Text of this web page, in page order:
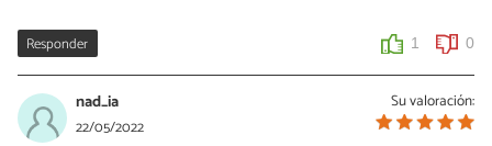
Responder 1 0
Su valoración:
nad_ia
22/05/2022